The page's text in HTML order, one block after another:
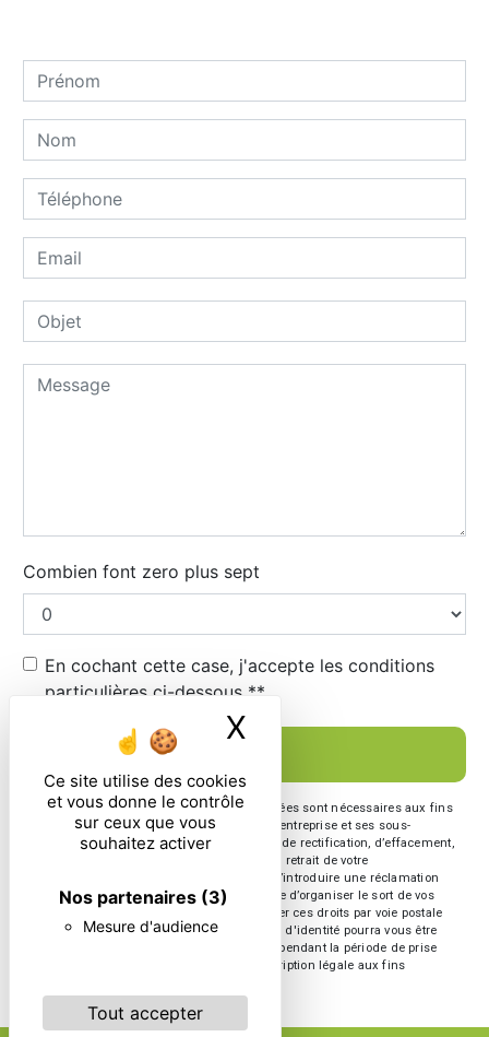
Ce site utilise des cookies
et vous donne le contrôle
sur ceux que vous
souhaitez activer
Nos partenaires (3)
Mesure d'audience
Tout accepter
X Masquer le
Combien font zero plus sept
En cochant cette case, j'accepte les conditions
particulières ci-dessous **
** Les données personnelles communiquées sont nécessaires aux fins
de vous contacter. Elles sont destinées à l'entreprise et ses sous-
traitants. Vous disposez de droits d’accès, de rectification, d’effacement,
de portabilité, de limitation, d’opposition, de retrait de votre
consentement à tout moment et du droit d’introduire une réclamation
auprès d’une autorité de contrôle, ainsi que d’organiser le sort de vos
données post-mortem. Vous pouvez exercer ces droits par voie postale
ou par courrier électronique. Un justificatif d'identité pourra vous être
demandé. Nous conservons vos données pendant la période de prise
de contact puis pendant la durée de prescription légale aux fins